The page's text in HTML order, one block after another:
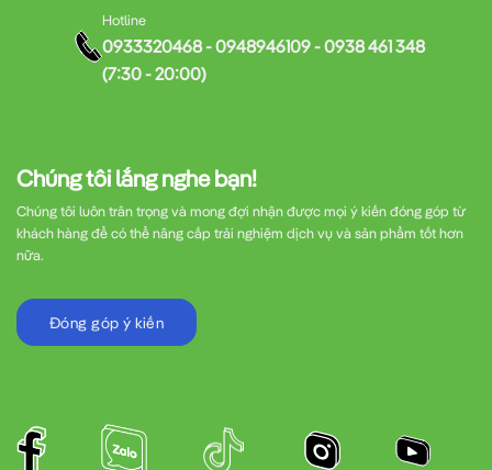
Chúng tôi lắng nghe bạn!
Chúng tôi luôn trân trọng và mong đợi nhận được mọi ý kiến đóng góp từ
khách hàng để có thể nâng cấp trải nghiệm dịch vụ và sản phẩm tốt hơn
nữa.
Đóng góp ý kiến
Hotline
0933320468 - 0948946109 - 0938 461 348
(7:30 - 20:00)